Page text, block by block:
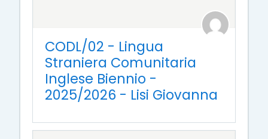
CODL/02 - Lingua
Straniera Comunitaria
Inglese Biennio -
2025/2026 - Lisi Giovanna